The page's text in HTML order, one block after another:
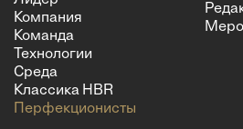
Компания
Команда
Технологии
Среда
Классика HBR
Перфекционисты